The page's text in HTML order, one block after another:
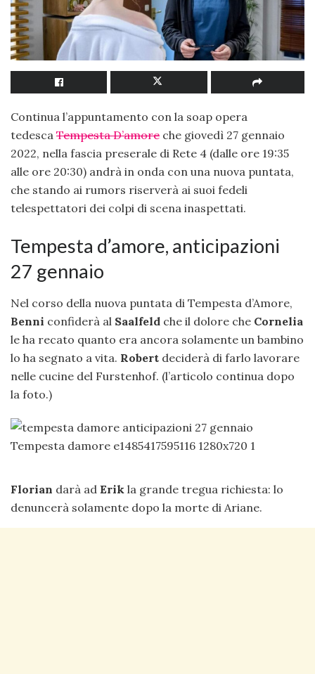
Continua l’appuntamento con la soap opera
tedesca Tempesta D’amore che giovedì 27 gennaio
2022, nella fascia preserale di Rete 4 (dalle ore 19:35
alle ore 20:30) andrà in onda con una nuova puntata,
che stando ai rumors riserverà ai suoi fedeli
telespettatori dei colpi di scena inaspettati.
Tempesta d’amore, anticipazioni
27 gennaio
Nel corso della nuova puntata di Tempesta d’Amore,
Benni confiderà al Saalfeld che il dolore che Cornelia
le ha recato quanto era ancora solamente un bambino
lo ha segnato a vita. Robert deciderà di farlo lavorare
nelle cucine del Furstenhof. (l’articolo continua dopo
la foto.)
Florian darà ad Erik la grande tregua richiesta: lo
denuncerà solamente dopo la morte di Ariane.